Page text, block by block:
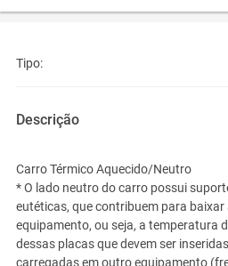
Tipo:
Descrição
Carro Térmico Aquecido/Neutro
* O lado neutro do carro possui
eutéticas, que contribuem para
equipamento, ou seja, a temperatura
dessas placas que devem ser
carregadas em outro equipamento